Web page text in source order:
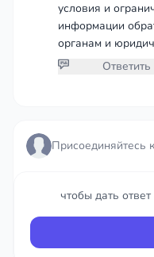
условия и
информации
органам и
Ответить
Присоединяйтесь
чтобы дать